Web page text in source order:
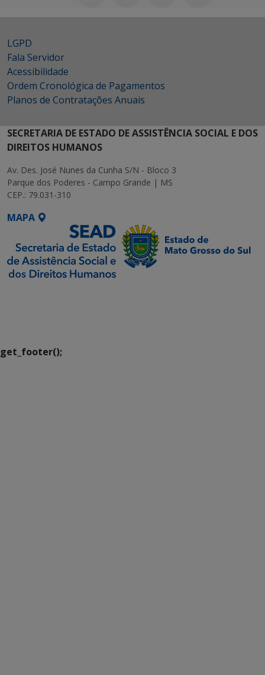
LGPD
Fala Servidor
Acessibilidade
Ordem Cronológica de Pagamentos
Planos de Contratações Anuais
SECRETARIA DE ESTADO DE ASSISTÊNCIA SOCIAL E DOS
DIREITOS HUMANOS
Av. Des. José Nunes da Cunha S/N - Bloco 3
Parque dos Poderes - Campo Grande | MS
CEP.: 79.031-310
MAPA
get_footer();